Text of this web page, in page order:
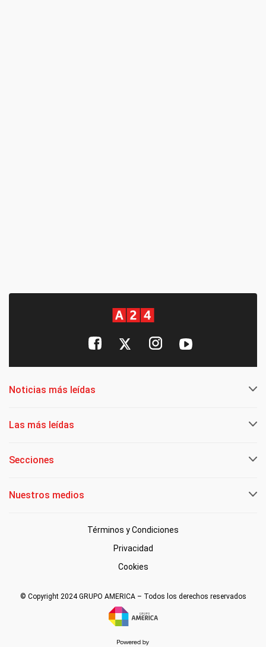
Noticias más leídas
Las más leídas
Secciones
Nuestros medios
Términos y Condiciones
Privacidad
Cookies
© Copyright 2024 GRUPO AMERICA – Todos los derechos reservados